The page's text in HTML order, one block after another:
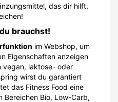
das dir hilft,
brauchst!
im Webshop, um
Eigenschaften anzeigen
vegan, laktose- oder
wirst du garantiert
das Fitness Food eine
Bereichen Bio, Low-Carb,